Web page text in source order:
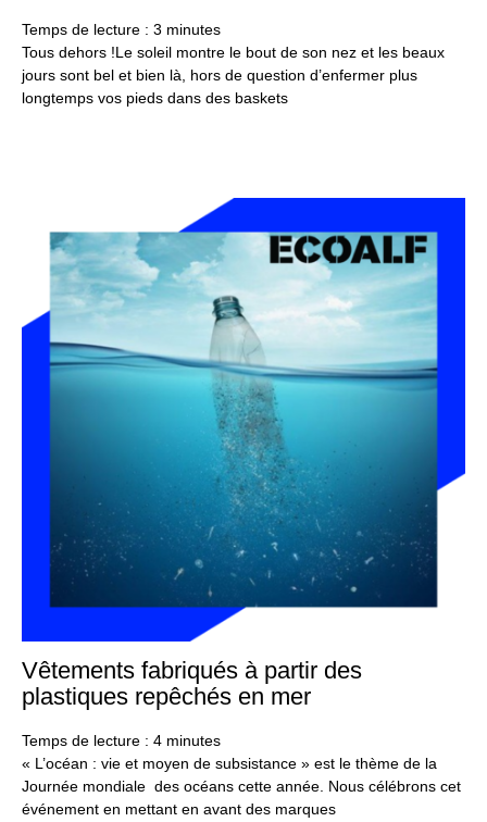
Temps de lecture : 3 minutes
Tous dehors !Le soleil montre le bout de son nez et les beaux
jours sont bel et bien là, hors de question d’enfermer plus
longtemps vos pieds dans des baskets
Vêtements fabriqués à partir des
plastiques repêchés en mer
Temps de lecture : 4 minutes
« L’océan : vie et moyen de subsistance » est le thème de la
Journée mondiale des océans cette année. Nous célébrons cet
événement en mettant en avant des marques